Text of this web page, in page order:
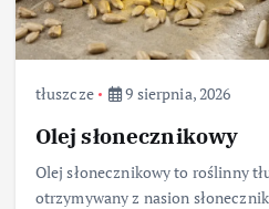
tłuszcze 9 sierpnia, 2026
Olej słonecznikowy
Olej słonecznikowy to roślinny
otrzymywany z nasion